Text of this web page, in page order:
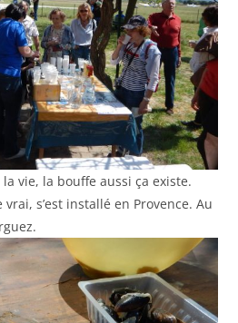
la vie, la bouffe aussi ça existe.
s’est installé en Provence. Au